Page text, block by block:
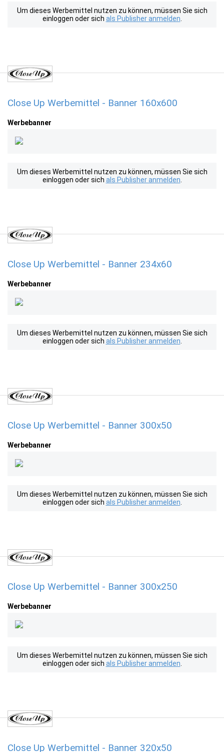
Um dieses Werbemittel nutzen zu können, müssen Sie sich
einloggen oder sich als Publisher anmelden
Close Up Werbemittel - Banner 160x600
Werbebanner
Um dieses Werbemittel nutzen zu können, müssen Sie sich
einloggen oder sich als Publisher anmelden
Close Up Werbemittel - Banner 234x60
Werbebanner
Um dieses Werbemittel nutzen zu können, müssen Sie sich
einloggen oder sich als Publisher anmelden
Close Up Werbemittel - Banner 300x50
Werbebanner
Um dieses Werbemittel nutzen zu können, müssen Sie sich
einloggen oder sich als Publisher anmelden
Close Up Werbemittel - Banner 300x250
Werbebanner
Um dieses Werbemittel nutzen zu können, müssen Sie sich
einloggen oder sich als Publisher anmelden
Close Up Werbemittel - Banner 320x50